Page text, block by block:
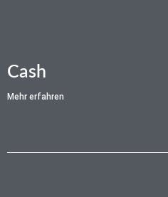
Cash
Mehr erfahren